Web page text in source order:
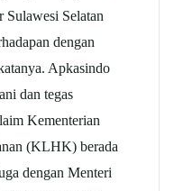
Sulawesi Selatan
dengan
Apkasindo
dan tegas
Kementerian
(KLHK) berada
dengan Menteri